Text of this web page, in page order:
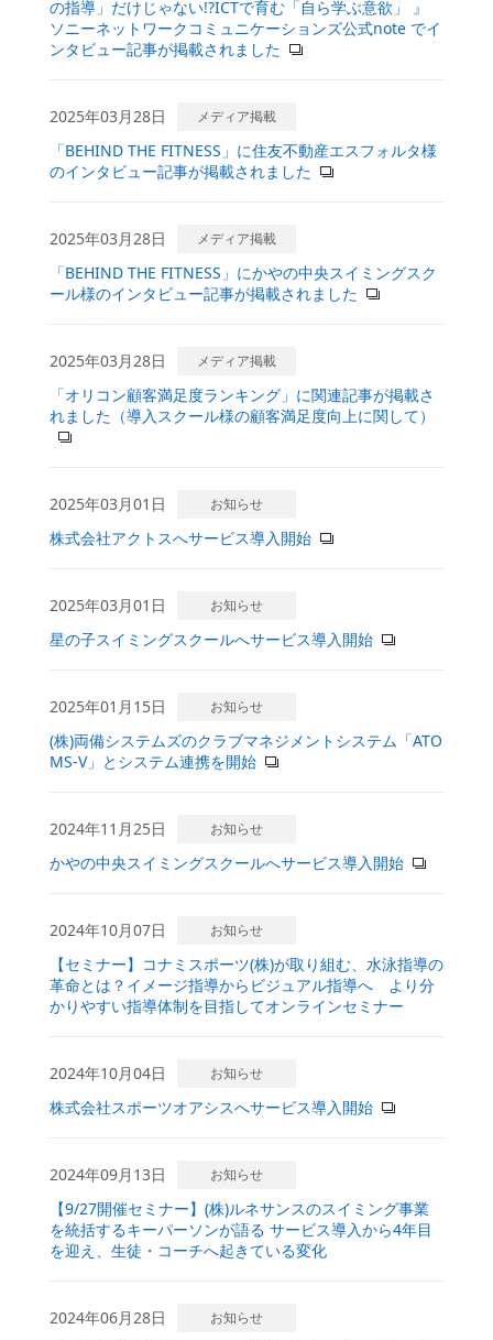
の指導」だけじゃない!?ICTで育む「自ら学ぶ意欲」 』
ソニーネットワークコミュニケーションズ公式note でイ
ンタビュー記事が掲載されました
2025年03月28日 メディア掲載
「BEHIND THE FITNESS」に住友不動産エスフォルタ様
のインタビュー記事が掲載されました
2025年03月28日 メディア掲載
「BEHIND THE FITNESS」にかやの中央スイミングスク
ール様のインタビュー記事が掲載されました
2025年03月28日 メディア掲載
「オリコン顧客満足度ランキング」に関連記事が掲載さ
れました（導入スクール様の顧客満足度向上に関して）
2025年03月01日 お知らせ
株式会社アクトスへサービス導入開始
2025年03月01日 お知らせ
星の子スイミングスクールへサービス導入開始
2025年01月15日 お知らせ
(株)両備システムズのクラブマネジメントシステム「ATO
MS-V」とシステム連携を開始
2024年11月25日 お知らせ
かやの中央スイミングスクールへサービス導入開始
2024年10月07日 お知らせ
【セミナー】コナミスポーツ(株)が取り組む、水泳指導の
革命とは？ イメージ指導からビジュアル指導へ より分
かりやすい指導体制を目指してオンラインセミナー
2024年10月04日 お知らせ
株式会社スポーツオアシスへサービス導入開始
2024年09月13日 お知らせ
【9/27開催セミナー】(株)ルネサンスのスイミング事業
を統括するキーパーソンが語る サービス導入から4年目
を迎え、生徒・コーチへ起きている変化
2024年06月28日 お知らせ